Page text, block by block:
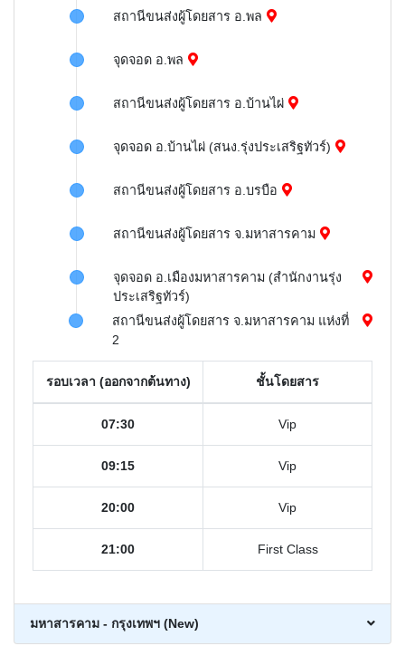
สถานีขนส่งผู้โดยสาร อ.พล
จุดจอด อ.พล
สถานีขนส่งผู้โดยสาร อ.บ้านไผ่
จุดจอด อ.บ้านไผ่ (สนง.รุ่งประเสริฐทัวร์)
สถานีขนส่งผู้โดยสาร อ.บรบือ
สถานีขนส่งผู้โดยสาร จ.มหาสารคาม
จุดจอด อ.เมืองมหาสารคาม (สำนักงานรุ่ง
ประเสริฐทัวร์)
สถานีขนส่งผู้โดยสาร จ.มหาสารคาม แห่งที่
2
รอบเวลา (ออกจากต้นทาง) ชั้นโดยสาร
07:30 Vip
09:15 Vip
20:00 Vip
21:00 First Class
มหาสารคาม - กรุงเทพฯ (New)